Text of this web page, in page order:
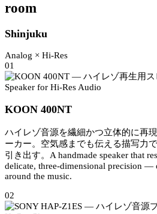
room
Shinjuku
Analog × Hi-Res
01
Speaker for Hi-Res Audio
KOON 400NT
ハイレゾ音源を繊細かつ立体的に再
ーカー。空気感までも伝える描写力
引き出す。 A handmade speaker that
delicate, three-dimensional precision —
around the music.
02